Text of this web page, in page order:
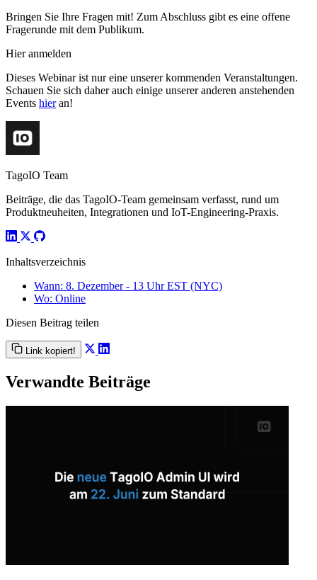
Bringen Sie Ihre Fragen mit! Zum Abschluss gibt es eine offene
Fragerunde mit dem Publikum.
Hier anmelden
Dieses Webinar ist nur eine unserer kommenden Veranstaltungen.
Schauen Sie sich daher auch einige unserer anderen anstehenden
Events hieran!
TagoIO Team
Beiträge, die das TagoIO-Team gemeinsam verfasst, rund um
Produktneuheiten, Integrationen und IoT-Engineering-Praxis.
Inhaltsverzeichnis
Wann: 8. Dezember - 13 Uhr EST (NYC)
Wo: Online
Diesen Beitrag teilen
Link kopiert!
Verwandte Beiträge